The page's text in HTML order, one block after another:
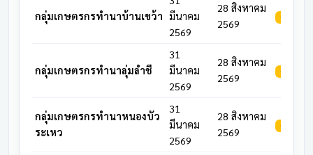
กลุ่มเกษตรกรทำนาบ้านเขว้า มีนาคม
2569
28 สิงหาคม
2569
รอดำเนิน
กลุ่มเกษตรกรทำนาลุ่มลำชี
31
มีนาคม
2569
28 สิงหาคม
2569
รอดำเนิน
กลุ่มเกษตรกรทำนาหนองบัว
ระเหว
31
มีนาคม
2569
28 สิงหาคม
2569
รอดำเนิน